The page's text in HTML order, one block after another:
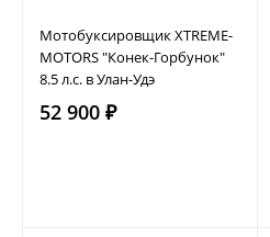
Мотобуксировщик XTREME-
MOTORS "Конек-Горбунок"
8.5 л.с. в Улан-Удэ
52 900 ₽